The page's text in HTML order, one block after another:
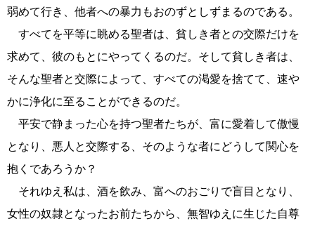
弱めて行き、他者への暴力もおのずとしずまるのである。
すべてを平等に眺める聖者は、貧しき者との交際だけを
求めて、彼のもとにやってくるのだ。そして貧しき者は、
そんな聖者と交際によって、すべての渇愛を捨てて、速や
かに浄化に至ることができるのだ。
平安で静まった心を持つ聖者たちが、富に愛着して傲慢
となり、悪人と交際する、そのような者にどうして関心を
抱くであろうか？
それゆえ私は、酒を飲み、富へのおごりで盲目となり、
女性の奴隷となったお前たちから、無智ゆえに生じた自尊